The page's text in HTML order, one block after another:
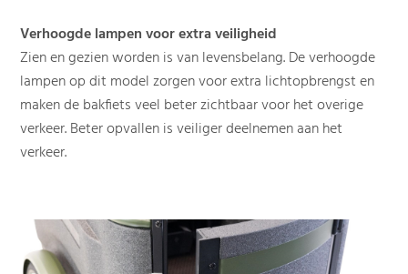
Verhoogde lampen voor extra veiligheid
Zien en gezien worden is van levensbelang. De verhoogde
lampen op dit model zorgen voor extra lichtopbrengst en
maken de bakfiets veel beter zichtbaar voor het overige
verkeer. Beter opvallen is veiliger deelnemen aan het
verkeer.